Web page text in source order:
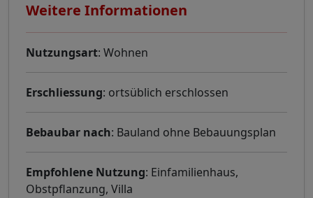
Weitere Informationen
Nutzungsart: Wohnen
Erschliessung: ortsüblich erschlossen
Bebaubar nach: Bauland ohne Bebauungsplan
Empfohlene Nutzung: Einfamilienhaus,
Obstpflanzung, Villa